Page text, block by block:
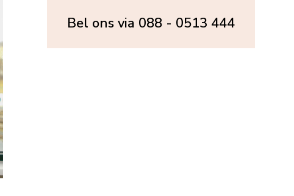
Bel ons via 088 - 0513 444